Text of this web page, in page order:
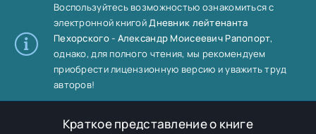
Воспользуйтесь возможностью ознакомиться с
электронной книгойДневник лейтенанта
Пехорского - Александр Моисеевич Рапопорт,
однако, для полного чтения, мы рекомендуем
приобрести лицензионную версию и уважить труд
авторов!
Краткое представление о книге